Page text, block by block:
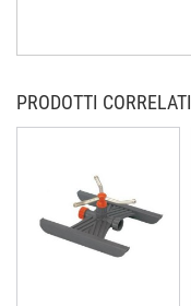
PRODOTTI CORRELATI